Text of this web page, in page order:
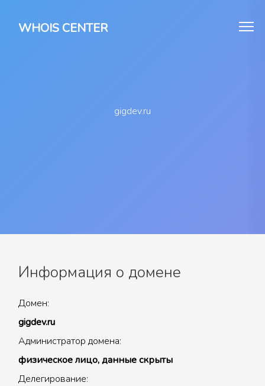
WHOIS CENTER
gigdev.ru
Информация о домене
Домен:
gigdev.ru
Администратор домена:
физическое лицо, данные скрыты
Делегирование: